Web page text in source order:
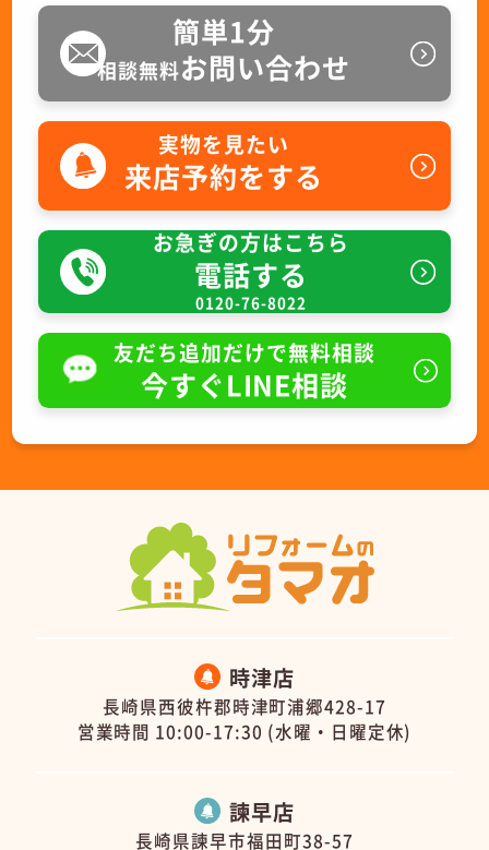
簡単1分
相談無料お問い合わせ
実物を見たい
来店予約をする
お急ぎの方はこちら
電話する
0120-76-8022
友だち追加だけで無料相談
今すぐLINE相談
時津店
長崎県西彼杵郡時津町浦郷428-17
営業時間 10:00-17:30 (水曜・日曜定休)
諫早店
長崎県諫早市福田町38-57